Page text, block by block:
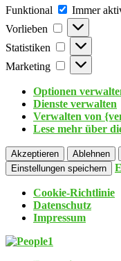
Funktional
Immer
Vorlieben
Statistiken
Marketing
Optionen
Dienste verwalten
Verwalten von
Lese mehr über
Akzeptieren Ablehnen
Einstellungen speichern
Cookie-Richtlinie
Datenschutz
Impressum